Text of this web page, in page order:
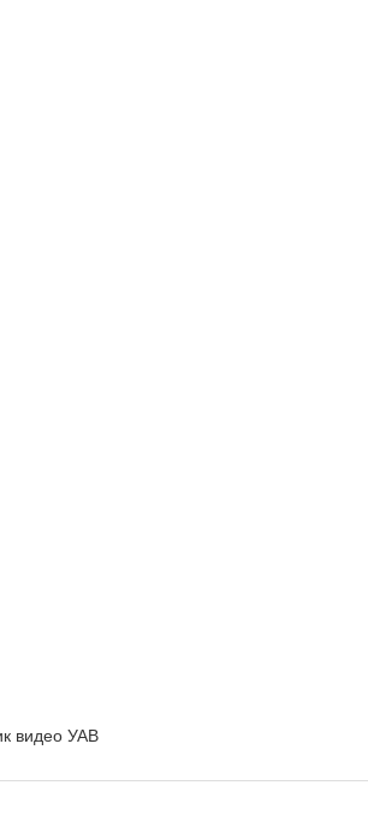
видео УАВ